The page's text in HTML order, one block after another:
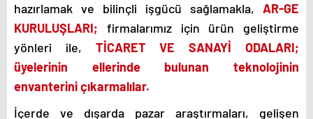
hazırlamak ve bilinçli işgücü sağlamakla, AR-GE
KURULUŞLARI; firmalarımız için ürün geliştirme
yönleri ile, TİCARET VE SANAYİ ODALARI;
üyelerinin ellerinde bulunan teknolojinin
envanterini çıkarmalılar.
İçerde ve dışarda pazar araştırmaları, gelişen